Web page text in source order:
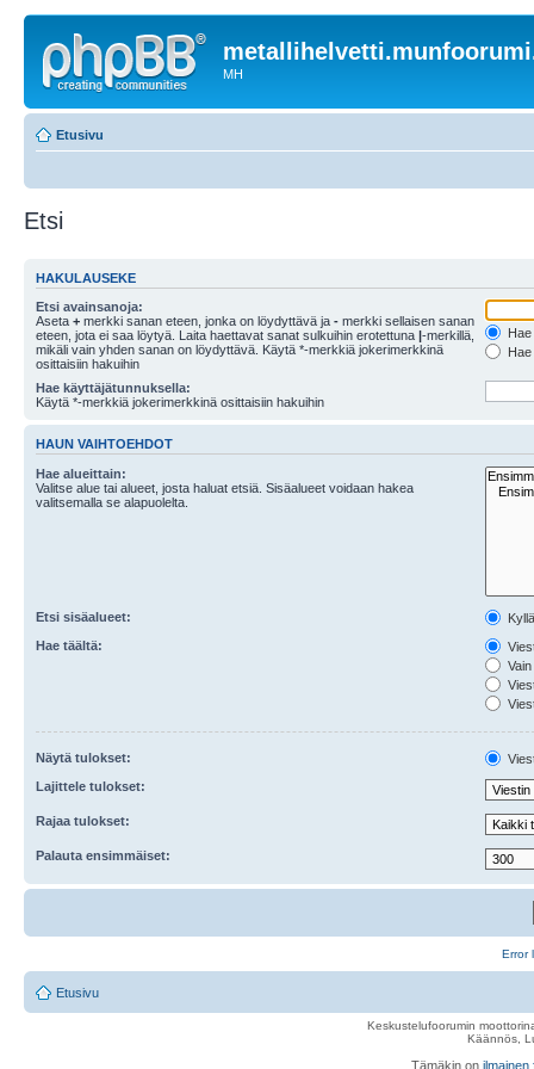
MH
Etusivu
Etsi
HAKULAUSEKE
Etsi avainsanoja:
Aseta + merkki sanan eteen, jonka on löydyttävä ja - merkki sellaisen sanan
eteen, jota ei saa löytyä. Laita haettavat sanat sulkuihin erotettuna |-merkillä,
mikäli vain yhden sanan on löydyttävä. Käytä *-merkkiä jokerimerkkinä
osittaisiin hakuihin
Hae käyttäjätunnuksella:
Käytä *-merkkiä jokerimerkkinä osittaisiin hakuihin
HAUN VAIHTOEHDOT
Hae alueittain:
Valitse alue tai alueet, josta haluat etsiä. Sisäalueet voidaan hakea
valitsemalla se alapuolelta.
Etsi sisäalueet:
Hae täältä:
Näytä tulokset:
Lajittele tulokset:
Rajaa tulokset:
Palauta ensimmäiset:
Error
Etusivu
Keskustelufoorumin
Käännös,
Tämäkin on ilmainen